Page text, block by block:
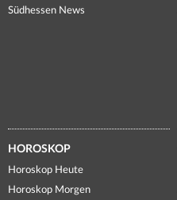
Südhessen News
HOROSKOP
Horoskop Heute
Horoskop Morgen